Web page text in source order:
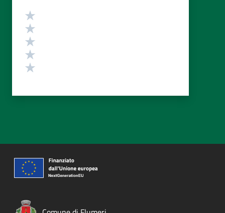
Valutazione